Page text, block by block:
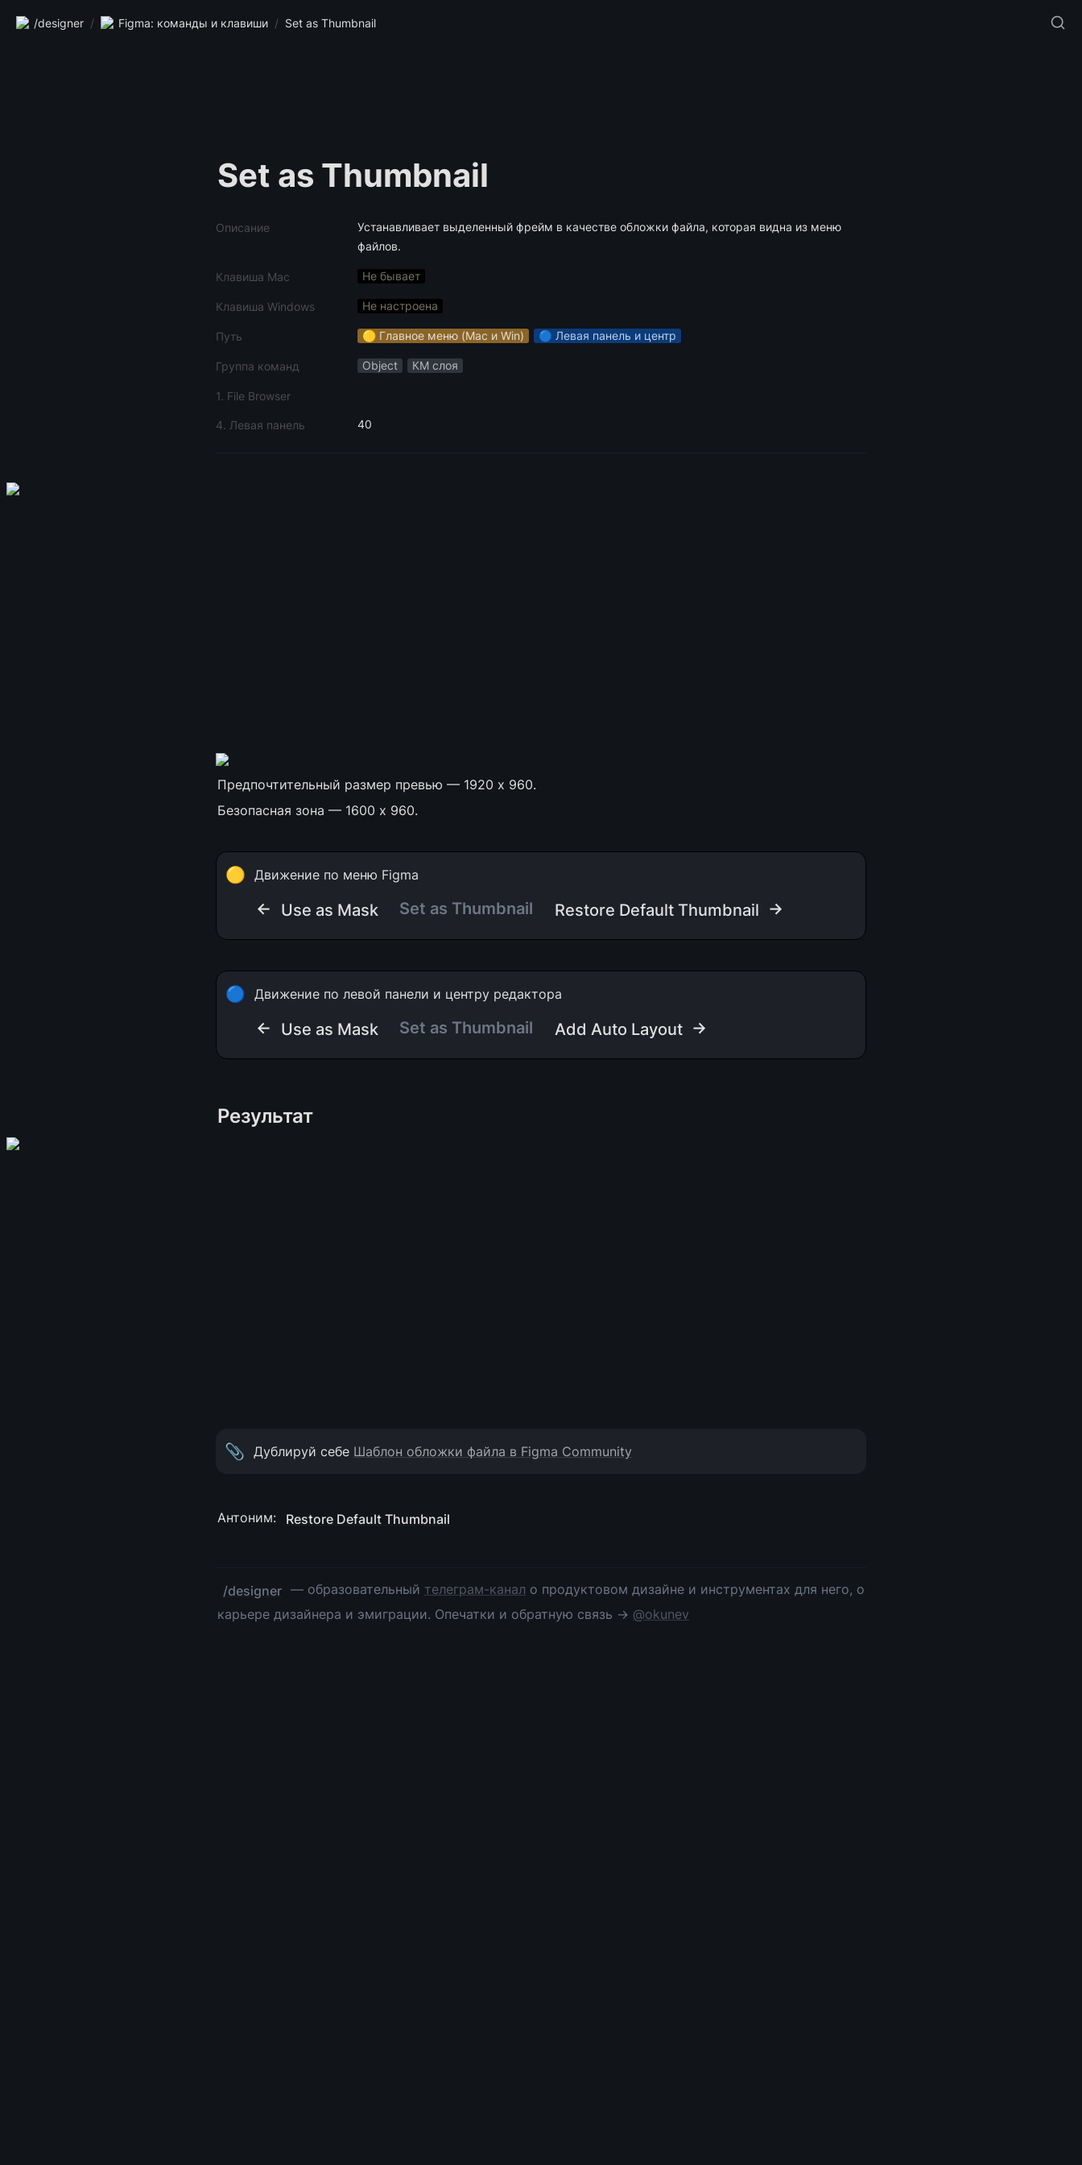
/designer / Figma: команды и клавиши / Set as Thumbnail
Set as Thumbnail
Описание
Устанавливает выделенный фрейм в качестве обложки файла, которая видна из меню
Клавиша Mac Не бывает
Клавиша Windows Не настроена
Путь 🟡 Главное меню (Mac и Win) 🔵 Левая панель и центр
Группа команд Object КМ слоя
1. File Browser
4. Левая панель 40
Предпочтительный размер превью — 1920 x 960.
Безопасная зона — 1600 х 960.
🟡 Движение по меню Figma
← Use as Mask Set as Thumbnail Restore Default Thumbnail →
🔵 Движение по левой панели и центру редактора
← Use as Mask Set as Thumbnail Add Auto Layout →
Результат
📎 Дублируй себе Шаблон обложки файла в Figma Community
Антоним: Restore Default Thumbnail
/designer — образовательный телеграм-канал о продуктовом дизайне и инструментах для него, о
карьере дизайнера и эмиграции. Опечатки и обратную связь → @okunev